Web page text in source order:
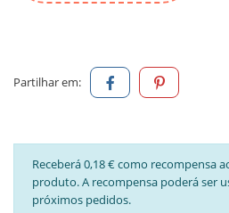
Partilhar em:
Receberá 0,18 € como recompensa
produto. A recompensa poderá ser
próximos pedidos.